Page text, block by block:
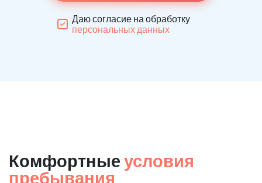
Даю согласие на обработку
персональных данных
Комфортные условия
пребывания